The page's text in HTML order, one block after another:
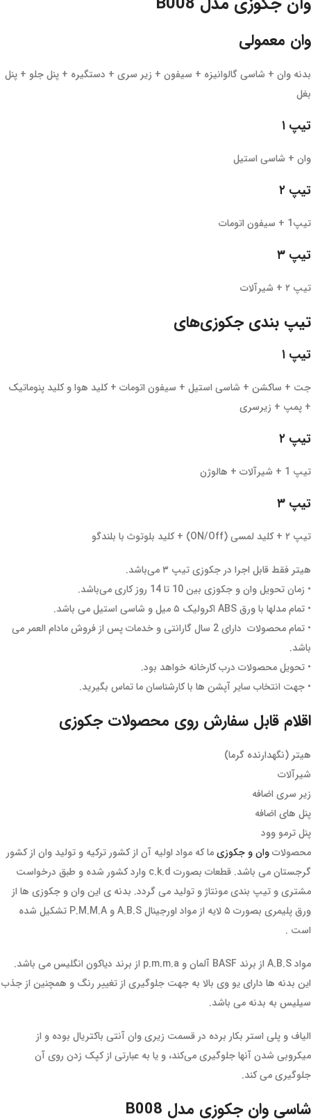
وان معمولی
بدنه وان + شاسی گالوانیزه + سیفون + زیر سری + دستگیره + پنل جلو + پنل
بغل
تیپ ۱
وان + شاسی استیل
تیپ ۲
تیپ1 + سیفون اتومات
تیپ ۳
تیپ ۲ + شیرآلات
تیپ بندی جکوزی‌های
تیپ ۱
جت + ساکشن + شاسی استیل + سیفون اتومات + کلید هوا و کلید پنوماتیک
+ پمپ + زیرسری
تیپ ۲
تیپ 1 + شیرآلات + هالوژن
تیپ ۳
تیپ ۲ + کلید لمسی (ON/Off) + کلید بلوتوث با بلندگو
هیتر فقط قابل اجرا در جکوزی تیپ ۳ می‌باشد.
• زمان تحویل وان و جکوزی بین 10 تا 14 روز کاری می‌باشد.
• تمام مدلها با ورق ABS اکرولیک ۵ میل و شاسی استیل می باشد.
• تمام محصولات دارای 2 سال گارانتی و خدمات پس از فروش مادام العمر می
باشد.
• تحویل محصولات درب کارخانه خواهد بود.
• جهت انتخاب سایر آپشن ها با کارشناسان ما تماس بگیرید.
اقلام قابل سفارش روی محصولات جکوزی
هیتر (نگهدارنده گرما)
شیرآلات
زیر سری اضافه
پنل های اضافه
پنل ترمو وود
محصولاتوان و جکوزیما که مواد اولیه آن از کشور ترکیه و تولید وان از کشور
گرجستان می باشد. قطعات بصورت c.k.d وارد کشور شده و طبق درخواست
مشتری و تیپ بندی مونتاژ و تولید می گردد. بدنه ی این وان و جکوزی ها از
ورق پلیمری بصورت ۵ لایه از مواد اورجینال A.B.S و P.M.M.A تشکیل شده
است .
مواد A.B.S از برند BASF آلمان و p.m.m.a از برند دیاکون انگلیس می باشد.
این بدنه ها دارای یو وی بالا به جهت جلوگیری از تغییر رنگ و همچنین از جذب
سیلیس به بدنه می باشد.
الیاف و پلی استر بکار برده در قسمت زیری وان آنتی باکتریال بوده و از
میکروبی شدن آنها جلوگیری می‌کند، و یا به عبارتی از کپک زدن روی آن
جلوگیری می کند.
شاسی وان جکوزی مدل B008